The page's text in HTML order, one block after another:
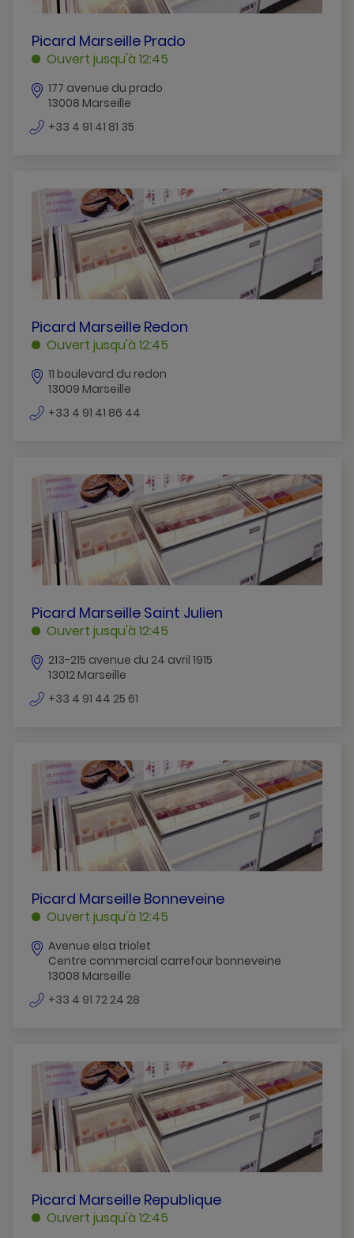
PICARD
MARSEILLE
MARSEILLE
Picard Marseille Prado
Ouvert jusqu'à 12:45
177 avenue du prado
13008 Marseille
+33 4 91 41 81 35
PICARD
MARSEILLE
MARSEILLE
Picard Marseille Redon
Ouvert jusqu'à 12:45
11 boulevard du redon
13009 Marseille
+33 4 91 41 86 44
PICARD
MARSEILLE
JULIEN
MARSEILLE
Picard Marseille Saint Julien
Ouvert jusqu'à 12:45
213-215 avenue du 24 avril 1915
13012 Marseille
+33 4 91 44 25 61
PICARD
MARSEILLE
MARSEILLE
Picard Marseille Bonneveine
Ouvert jusqu'à 12:45
Avenue elsa triolet
Centre commercial carrefour bonneveine
13008 Marseille
+33 4 91 72 24 28
PICARD
MARSEILLE
Picard Marseille Republique
Ouvert jusqu'à 12:45